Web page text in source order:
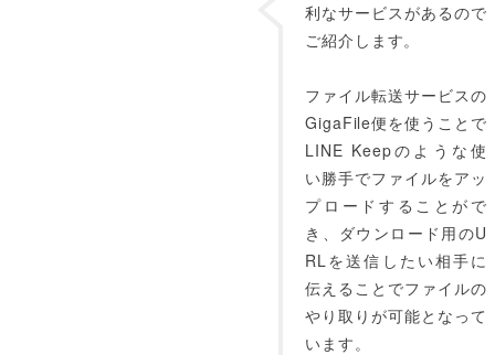
利なサービスがあるので
ご紹介します。
ファイル転送サービスの
GigaFile便を使うことで
LINE Keepのような使
い勝手でファイルをアッ
プロードすることがで
き、ダウンロード用のU
RLを送信したい相手に
伝えることでファイルの
やり取りが可能となって
います。